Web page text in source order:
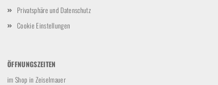
Privatsphäre und Datenschutz
Cookie Einstellungen
ÖFFNUNGSZEITEN
im Shop in Zeiselmauer